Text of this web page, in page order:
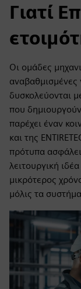
Γιατί
Οι ομάδες
δυσκολεύονται
που
παρέχει έναν
και της
πρότυπα
λειτουργική
μικρότερος
μόλις τα